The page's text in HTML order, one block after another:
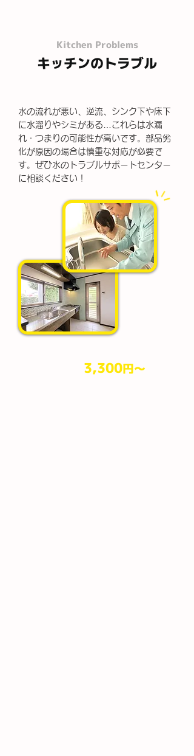
Kitchen Problems
キッチンのトラブル
水の流れが悪い、逆流、シンク下や床下
に水溜りやシミがある…これらは水漏
れ・つまりの可能性が高いです。部品劣
化が原因の場合は慎重な対応が必要で
す。ぜひ水のトラブルサポートセンター
に相談ください！
3,300円​～（税込）